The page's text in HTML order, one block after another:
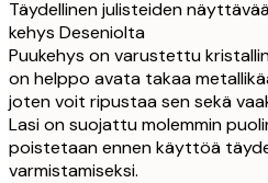
Täydellinen julisteiden
kehys Deseniolta
Puukehys on varustettu
on helppo avata takaa
joten voit ripustaa sen sekä
Lasi on suojattu molemmin
poistetaan ennen käyttöä
varmistamiseksi.